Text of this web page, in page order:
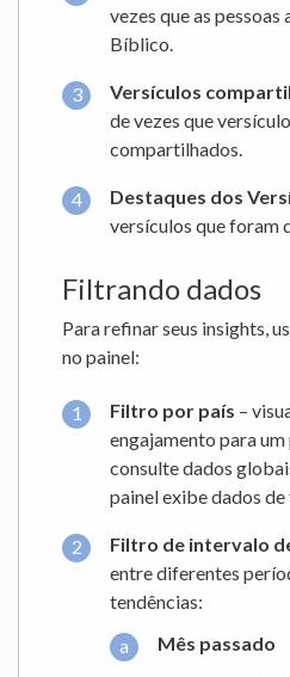
vezes que as pessoas
Bíblico.
Versículos
de vezes que
compartilhados.
Destaques dos
versículos que foram
Filtrando dados
Para refinar seus insights,
no painel:
Filtro por país –
engajamento para
consulte dados
painel exibe dados
Filtro de intervalo
entre diferentes
tendências:
Mês passado